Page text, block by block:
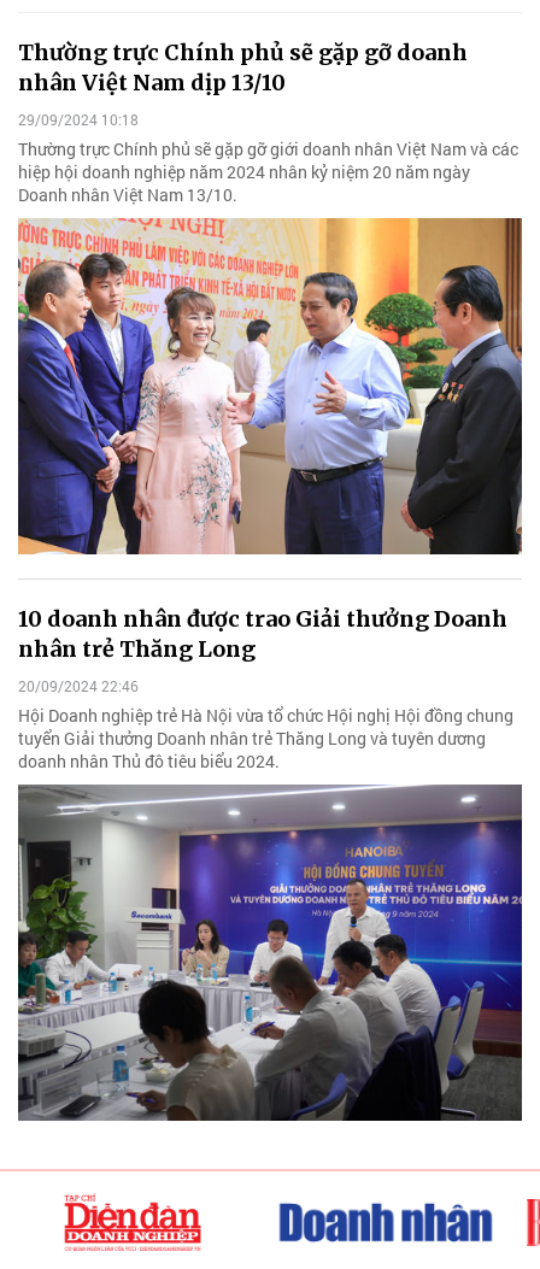
Thường trực Chính phủ sẽ gặp gỡ doanh
nhân Việt Nam dịp 13/10
29/09/2024 10:18
Thường trực Chính phủ sẽ gặp gỡ giới doanh nhân Việt Nam và các
hiệp hội doanh nghiệp năm 2024 nhân kỷ niệm 20 năm ngày
Doanh nhân Việt Nam 13/10.
10 doanh nhân được trao Giải thưởng Doanh
nhân trẻ Thăng Long
20/09/2024 22:46
Hội Doanh nghiệp trẻ Hà Nội vừa tổ chức Hội nghị Hội đồng chung
tuyển Giải thưởng Doanh nhân trẻ Thăng Long và tuyên dương
doanh nhân Thủ đô tiêu biểu 2024.